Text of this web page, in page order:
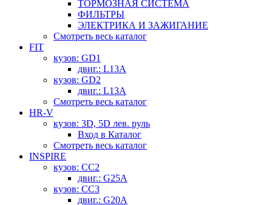
ТОРМОЗНАЯ СИСТЕМА
ФИЛЬТРЫ
ЭЛЕКТРИКА И ЗАЖИГАНИЕ
Смотреть весь каталог
FIT
кузов: GD1
двиг.: L13A
кузов: GD2
двиг.: L13A
Смотреть весь каталог
HR-V
кузов: 3D, 5D лев. руль
Вход в Каталог
Смотреть весь каталог
INSPIRE
кузов: CC2
двиг.: G25A
кузов: CC3
двиг.: G20A